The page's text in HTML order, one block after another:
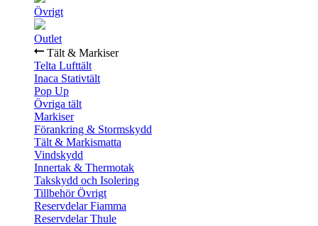
Övrigt
Outlet
Tält & Markiser
Telta Lufttält
Inaca Stativtält
Pop Up
Övriga tält
Markiser
Förankring & Stormskydd
Tält & Markismatta
Vindskydd
Innertak & Thermotak
Takskydd och Isolering
Tillbehör Övrigt
Reservdelar Fiamma
Reservdelar Thule